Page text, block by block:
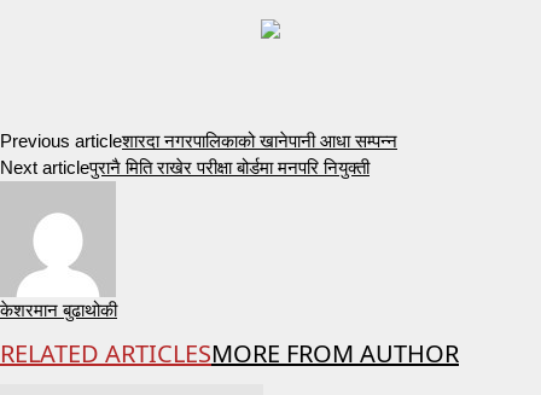
Previous articleशारदा नगरपालिकाको खानेपानी आधा सम्पन्न
Next articleपुरानै मिति राखेर परीक्षा बोर्डमा मनपरि नियुक्ती
केशरमान बुढाथोकी
RELATED ARTICLESMORE FROM AUTHOR